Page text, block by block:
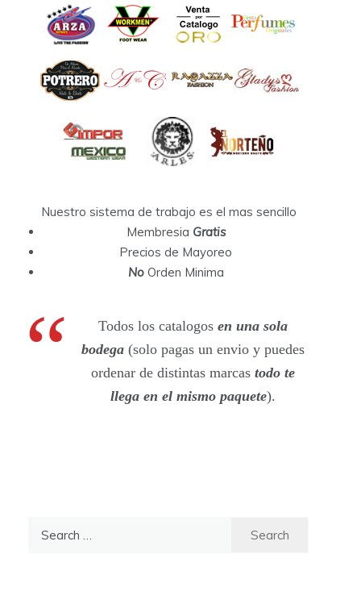
Nuestro sistema de trabajo es el mas sencillo
Membresia Gratis
Precios de Mayoreo
NoOrden Minima
Todos los catalogos en una sola
bodega (solo pagas un envio y puedes
ordenar de distintas marcastodo te
llega en el mismo paquete).